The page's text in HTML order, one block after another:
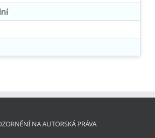
NA AUTORSKÁ PRÁVA